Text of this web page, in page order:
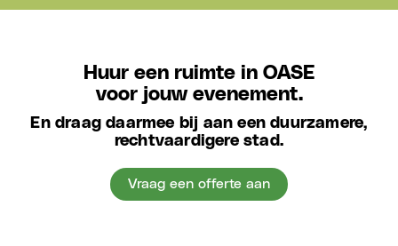
Huur een ruimte in OASE
voor jouw evenement.
En draag daarmee bij aan een duurzamere,
rechtvaardigere stad.
Vraag een offerte aan